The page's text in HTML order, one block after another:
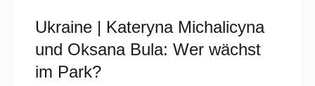
Ukraine | Kateryna Michalicyna
und Oksana Bula: Wer wächst
im Park?